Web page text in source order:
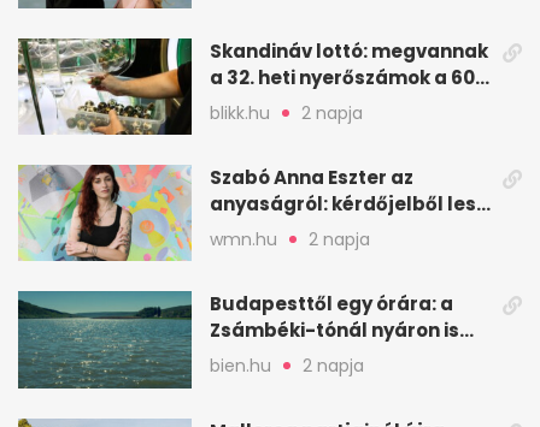
Skandináv lottó: megvannak
a 32. heti nyerőszámok a 600
milliós játékhoz
blikk.hu 2 napja
Szabó Anna Eszter az
anyaságról: kérdőjelből lesz
valaha felkiáltójel?
wmn.hu 2 napja
Budapesttől egy órára: a
Zsámbéki-tónál nyáron is
van hely
bien.hu 2 napja